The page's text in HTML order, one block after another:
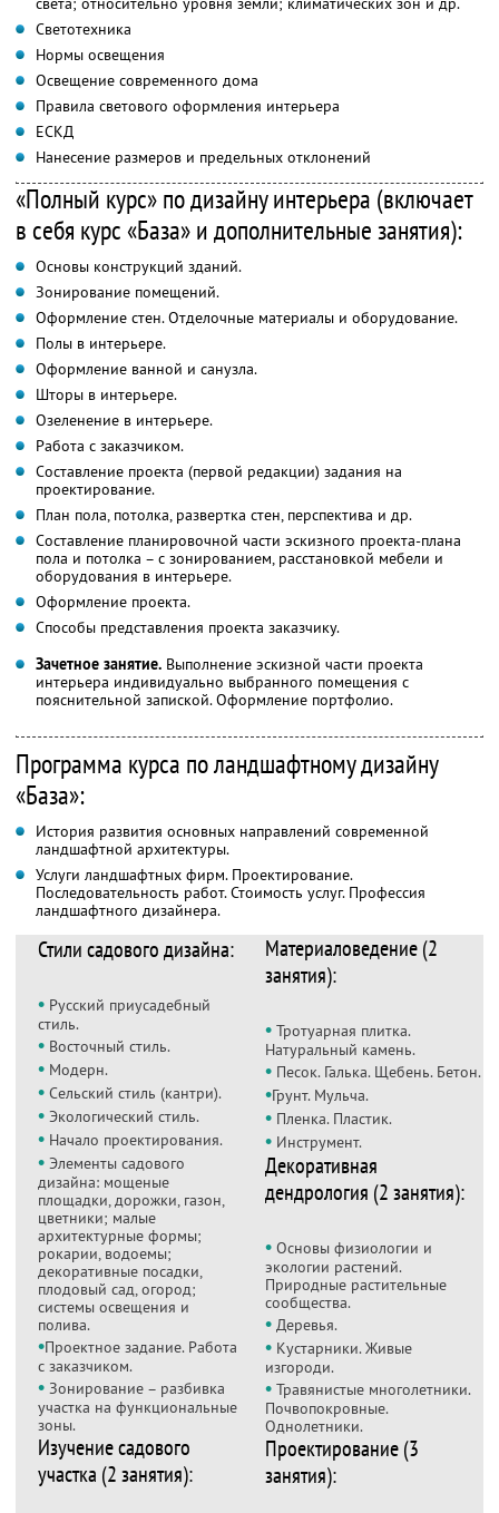
Светотехника
Нормы освещения
Освещение современного дома
Правила светового оформления интерьера
ЕСКД
Нанесение размеров и предельных отклонений
«Полный курс» по дизайну интерьера (включает
в себя курс «База» и дополнительные занятия):
Основы конструкций зданий.
Зонирование помещений.
Оформление стен. Отделочные материалы и оборудование.
Полы в интерьере.
Оформление ванной и санузла.
Шторы в интерьере.
Озеленение в интерьере.
Работа с заказчиком.
Составление проекта (первой редакции) задания на
проектирование.
План пола, потолка, развертка стен, перспектива и др.
Составление планировочной части эскизного проекта-плана
пола и потолка – с зонированием, расстановкой мебели и
оборудования в интерьере.
Оформление проекта.
Способы представления проекта заказчику.
Зачетное занятие. Выполнение эскизной части проекта
интерьера индивидуально выбранного помещения с
пояснительной запиской. Оформление портфолио.
Программа курса по ландшафтному дизайну
«База»:
История развития основных направлений современной
ландшафтной архитектуры.
Услуги ландшафтных фирм. Проектирование.
Последовательность работ. Стоимость услуг. Профессия
ландшафтного дизайнера.
Стили садового дизайна:
• Русский приусадебный
стиль.
• Восточный стиль.
• Модерн.
• Сельский стиль (кантри).
• Экологический стиль.
• Начало проектирования.
• Элементы садового
дизайна: мощеные
площадки, дорожки, газон,
цветники; малые
архитектурные формы;
рокарии, водоемы;
декоративные посадки,
плодовый сад, огород;
системы освещения и
полива.
•Проектное задание. Работа
с заказчиком.
• Зонирование – разбивка
участка на функциональные
зоны.
Изучение садового
участка (2 занятия):
Материаловедение (2
занятия):
• Тротуарная плитка.
Натуральный камень.
• Песок. Галька. Щебень. Бетон.
•Грунт. Мульча.
• Пленка. Пластик.
• Инструмент.
Декоративная
дендрология (2 занятия):
• Основы физиологии и
экологии растений.
Природные растительные
сообщества.
• Деревья.
• Кустарники. Живые
изгороди.
• Травянистые многолетники.
Почвопокровные.
Однолетники.
Проектирование (3
занятия):